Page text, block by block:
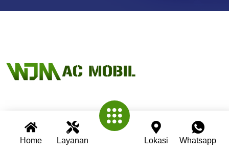
Home Layanan Lokasi Whatsapp
Wijaya AC Mobil adalah bengkel spesialis AC mobil yang
telah berpengalaman lebih dari 30 tahun. Kami berkomitmen
memberikan layanan terbaik dengan teknisi profesional,